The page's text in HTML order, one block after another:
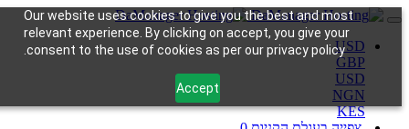
Our website uses cookies to give you the best and most
relevant experience. By clicking on accept, you give your
consent to the use of cookies as per our privacy policy.
Accept
USD
GBP
USD
NGN
KES